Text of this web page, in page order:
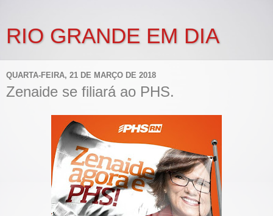
RIO GRANDE EM DIA
QUARTA-FEIRA, 21 DE MARÇO DE 2018
Zenaide se filiará ao PHS.